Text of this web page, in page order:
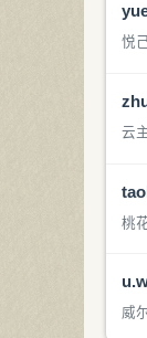
悦
云
桃
威